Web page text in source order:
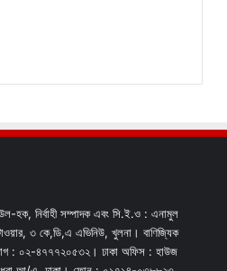
নির্বাহী সম্পাদক এবং সি.ই.ও : এনামুল
৩ কে,ডি,এ এভিনিউ, খুলনা। বাণিজ্যিক
: ০২-৪৭৭৭২০৫৩২। ঢাকা অফিস : হাউজ